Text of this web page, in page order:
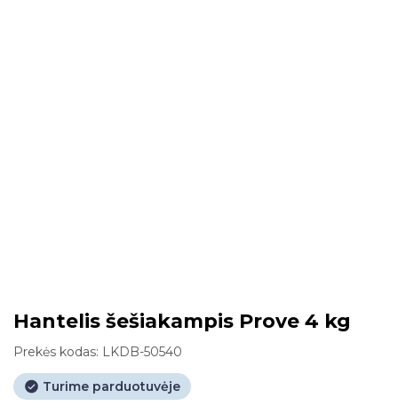
Hantelis šešiakampis Prove 4 kg
Prekės kodas: LKDB-50540
Turime parduotuvėje